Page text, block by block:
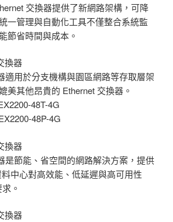
交換器提供了新網路架構，可降
一管理與自動化工具不僅整合系統監
節省時間與成本。
換器
適用於分支機構與園區網路等存取層架
美其他昂貴的 Ethernet 交換器。
48T-4G
48P-4G
換器
是節能、省空間的網路解決方案，提供
中心對高效能、低延遲與高可用性
。
換器